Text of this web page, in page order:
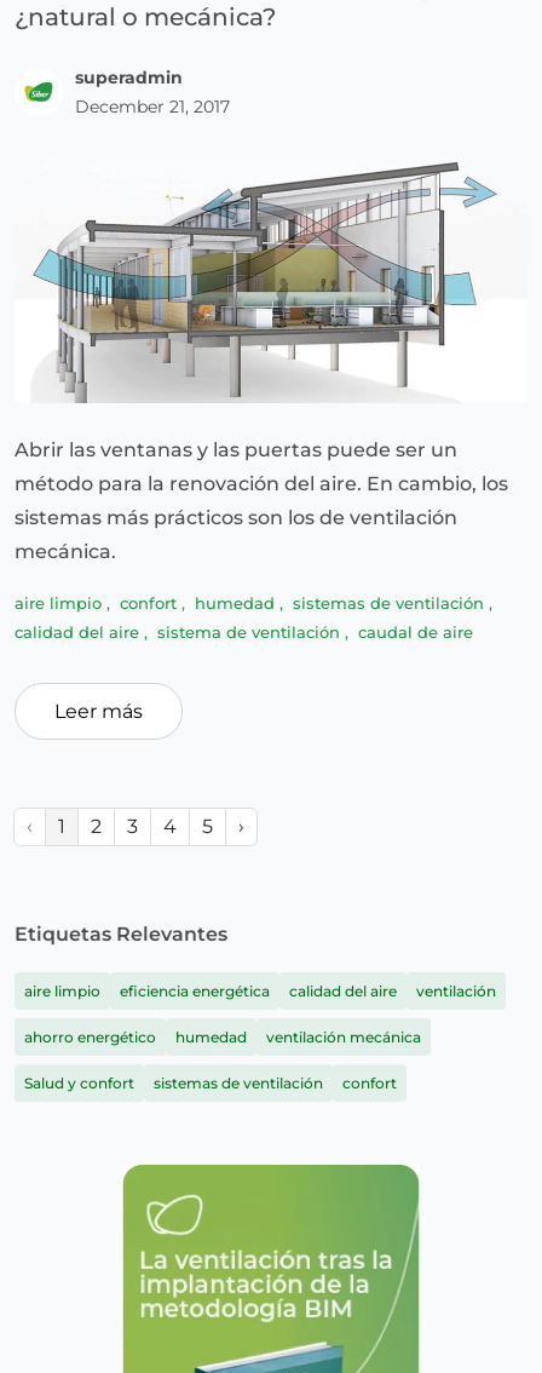
¿natural o mecánica?
superadmin
December 21, 2017
Abrir las ventanas y las puertas puede ser un
método para la renovación del aire. En cambio, los
sistemas más prácticos son los de ventilación
mecánica.
aire limpio , confort , humedad , sistemas de ventilación ,
calidad del aire , sistema de ventilación , caudal de aire
Leer más
‹ 1 2 3 4 5 ›
Etiquetas Relevantes
aire limpio eficiencia energética calidad del aire ventilación
ahorro energético humedad ventilación mecánica
Salud y confort sistemas de ventilación confort